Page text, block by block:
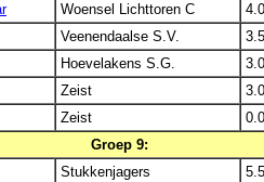
Woensel Lichttoren C
Veenendaalse S.V.
Hoevelakens S.G.
Zeist
Zeist
Groep 9:
Stukkenjagers